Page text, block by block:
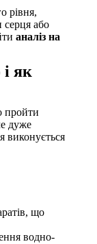
рівня,
серця або
аналіз на
як
пройти
дуже
виконується
що
водно-